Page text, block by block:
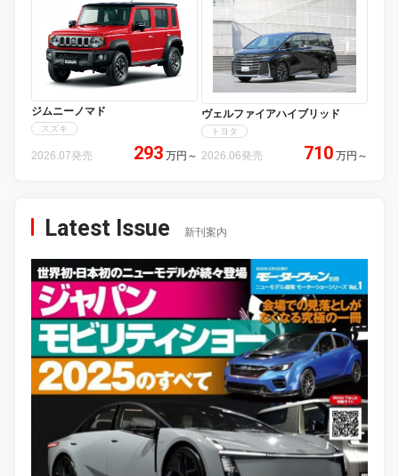
ジムニーノマド
スズキ
2026.07発売 293 万円 ～
ヴェルファイアハイブリッド
トヨタ
2026.06発売 710 万円 ～
Latest Issue 新刊案内